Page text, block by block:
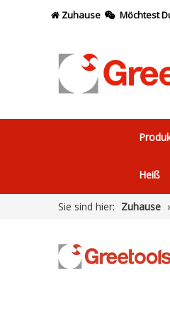
 Zuhause  Möchtest
Heiß
Sie sind hier: Zuhause